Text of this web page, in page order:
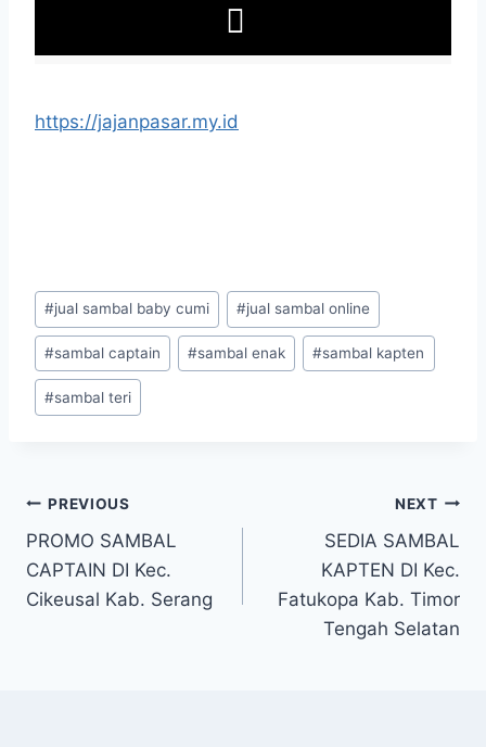
https://jajanpasar.my.id
#jual sambal baby cumi #jual sambal online
#sambal captain #sambal enak #sambal kapten
#sambal teri
PREVIOUS
PROMO SAMBAL
CAPTAIN DI Kec.
Cikeusal Kab. Serang
NEXT
SEDIA SAMBAL
KAPTEN DI Kec.
Fatukopa Kab. Timor
Tengah Selatan